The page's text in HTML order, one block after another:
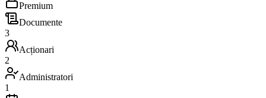
Premium
Documente
3
Acționari
2
Administratori
1